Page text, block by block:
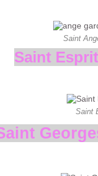
Saint
Saint
Saint